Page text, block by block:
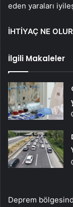
eden yaraları
İHTİYAÇ NE
İlgili Makaleler
Deprem